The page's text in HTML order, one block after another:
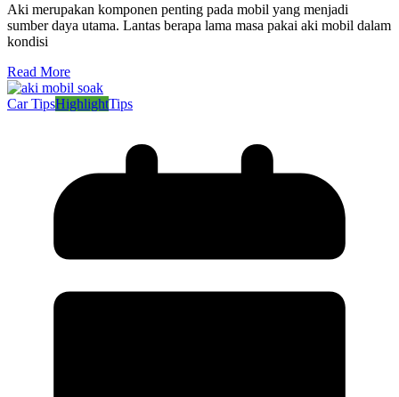
Aki merupakan komponen penting pada mobil yang menjadi
sumber daya utama. Lantas berapa lama masa pakai aki mobil dalam
kondisi
Read More
Car TipsHighlightTips